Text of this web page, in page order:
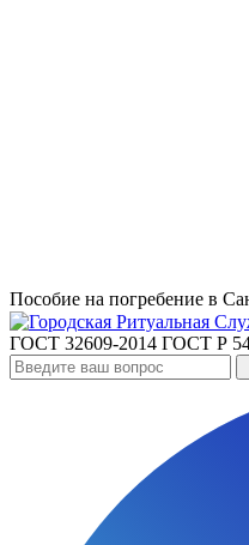
Пособие на погребение в
ГОСТ 32609-2014 ГОСТ Р